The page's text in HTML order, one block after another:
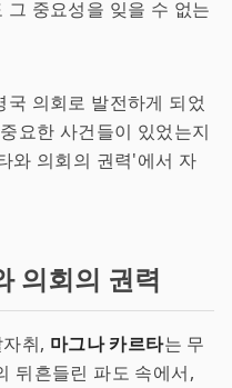
중요성을 잊을 수 없는
의회로 발전하게 되었
요한 사건들이 있었는지
와 의회의 권력'에서 자
의회의 권력
취, 마그나 카르타는 무
뒤흔들린 파도 속에서,